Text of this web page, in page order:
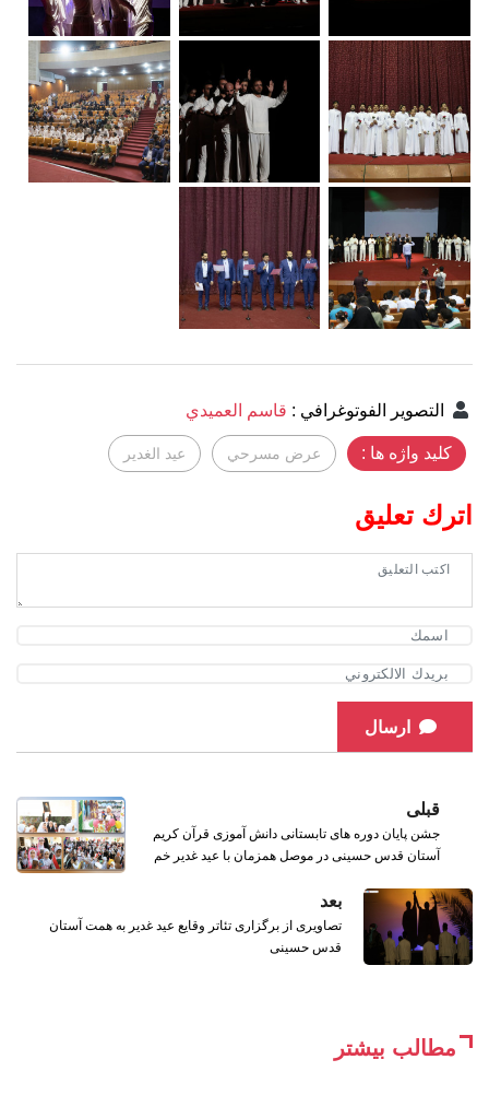
التصوير الفوتوغرافي : قاسم العميدي
کلید واژه ها : عرض مسرحي عيد الغدير
اترك تعليق
ارسال
قبلی
جشن پایان دوره های تابستانی دانش آموزی قرآن کریم
آستان قدس حسینی در موصل همزمان با عید غدیر خم
بعد
تصاویری از برگزاری تئاتر وقایع عید غدیر به همت آستان
قدس حسینی
مطالب بیشتر